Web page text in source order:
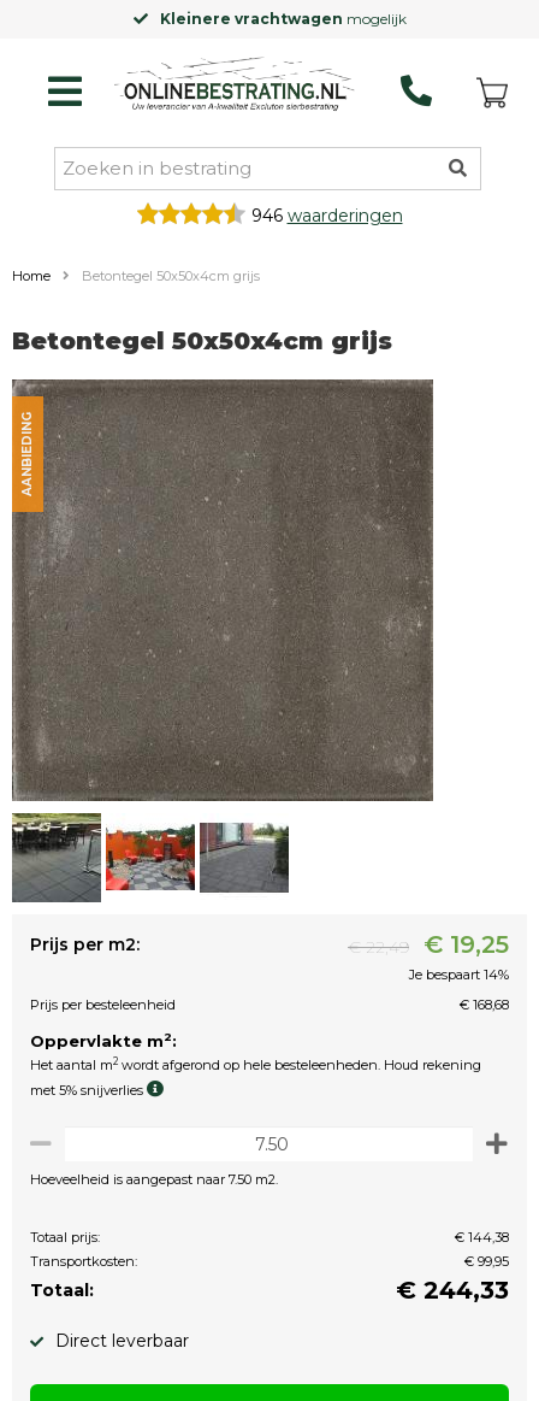
Kleinere vrachtwagen mogelijk
946 waarderingen
Home Betontegel 50x50x4cm grijs
Betontegel 50x50x4cm grijs
AANBIEDING
Prijs per m2: € 22,49 € 19,25
Je bespaart 14%
Prijs per besteleenheid
€ 168,68
Oppervlakte m2:
Het aantal m2 wordt afgerond op hele besteleenheden. Houd rekening
met 5% snijverlies
Hoeveelheid is aangepast naar 7.50 m2.
Totaal prijs:
€ 144,38
Transportkosten:
€ 99,95
Totaal: € 244,33
Direct leverbaar